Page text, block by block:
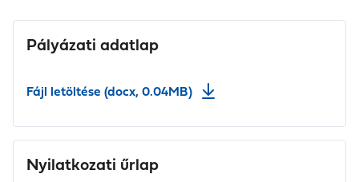
Pályázati adatlap
Fájl letöltése (docx, 0.04MB)
Nyilatkozati űrlap